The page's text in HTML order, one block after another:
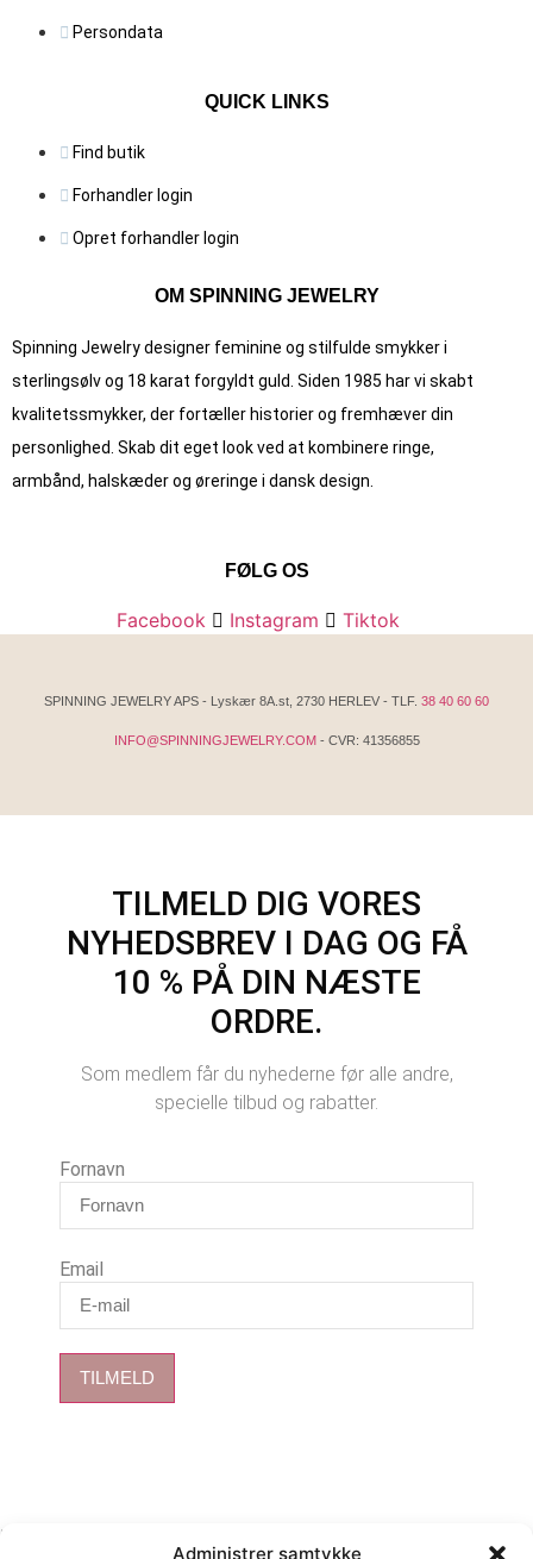
Administrer samtykke
Persondata
QUICK LINKS
Find butik
Forhandler login
Opret forhandler login
OM SPINNING JEWELRY
Spinning Jewelry designer feminine og stilfulde smykker i
sterlingsølv og 18 karat forgyldt guld. Siden 1985 har vi skabt
kvalitets­smykker, der fortæller historier og fremhæver din
personlighed. Skab dit eget look ved at kombinere ringe,
armbånd, halskæder og øreringe i dansk design.
FØLG OS
Facebook Instagram Tiktok
SPINNING JEWELRY APS - Lyskær 8A.st, 2730 HERLEV - TLF. 38 40 60 60
INFO@SPINNINGJEWELRY.COM- CVR: 41356855
TILMELD DIG VORES
NYHEDSBREV I DAG OG FÅ
10 % PÅ DIN NÆSTE
ORDRE.
Som medlem får du nyhederne før alle andre,
specielle tilbud og rabatter.
Fornavn
Email
TILMELD
Kurv